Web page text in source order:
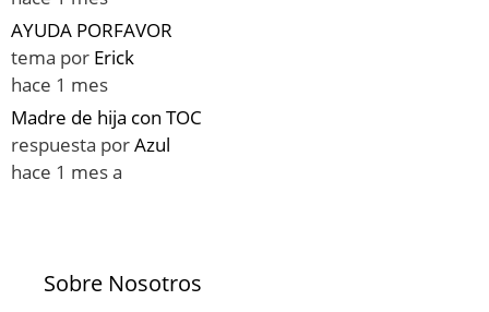
AYUDA PORFAVOR
tema por Erick
hace 1 mes
Madre de hija con TOC
respuesta porAzul
hace 1 mes a
Sobre Nosotros